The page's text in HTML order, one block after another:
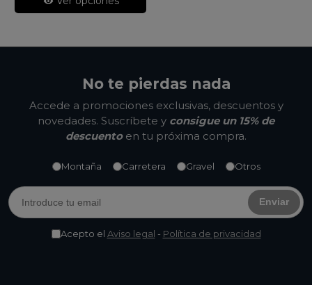
No te pierdas nada
Accede a promociones exclusivas, descuentos y
novedades. Suscríbete y consigue un 15% de
descuentoen tu próxima compra.
Montaña Carretera Gravel Otros
Enviar
Acepto el Aviso legal - Política de privacidad